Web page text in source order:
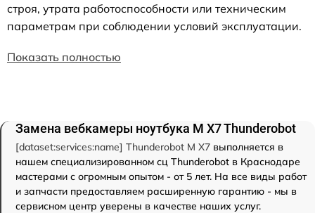
строя, утрата работоспособности или техническим
параметрам при соблюдении условий эксплуатации.
Показать полностью
Замена вебкамеры ноутбука M X7 Thunderobot
[dataset:services:name] Thunderobot M X7 выполняется в
нашем специализированном сц Thunderobot в Краснодаре
мастерами с огромным опытом - от 5 лет. На все виды работ
и запчасти предоставляем расширенную гарантию - мы в
сервисном центр уверены в качестве наших услуг.